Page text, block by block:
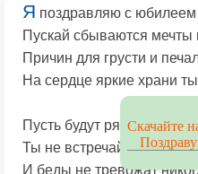
Я поздравляю с
Пускай сбываются мечты
Причин для грусти и
На сердце яркие храни
Пусть будут рядом лишь
Ты не встречай врагов
И беды не тревожат
Скачайте